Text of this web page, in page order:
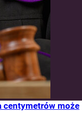
centymetrów może